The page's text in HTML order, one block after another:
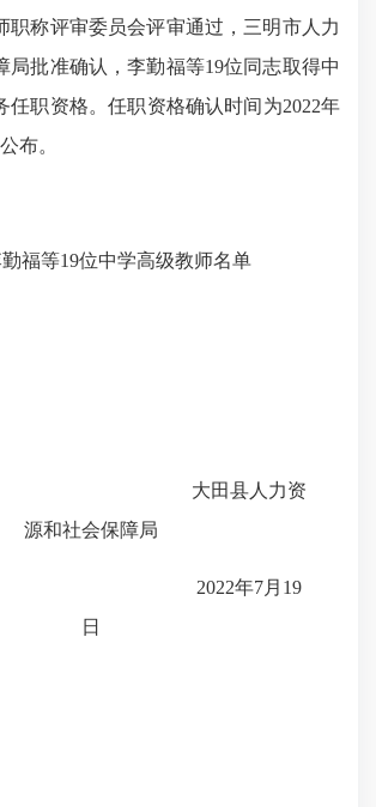
职称评审委员会评审通过，三明市人力
局批准确认，李勤福等19位同志取得中
任职资格。任职资格确认时间为2022年
布。
福等19位中学高级教师名单
大田县人力资
源和社会保障局
2022年7月19
日